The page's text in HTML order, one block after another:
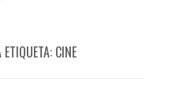
CINE